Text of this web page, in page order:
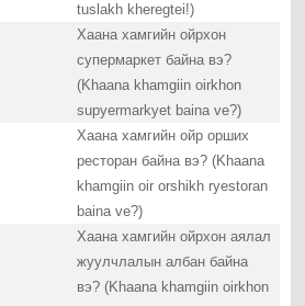
tuslakh kheregtei!)
Хаана хамгийн ойрхон
супермаркет байна вэ?
(Khaana khamgiin oirkhon
supyermarkyet baina ve?)
Хаана хамгийн ойр орших
ресторан байна вэ? (Khaana
khamgiin oir orshikh ryestoran
baina ve?)
Хаана хамгийн ойрхон аялал
жуулчлалын албан байна
вэ? (Khaana khamgiin oirkhon